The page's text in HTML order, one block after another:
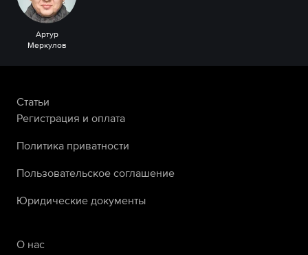
Артур
Меркулов
Статьи
Регистрация и оплата
Политика приватности
Пользовательское соглашение
Юридические документы
О нас